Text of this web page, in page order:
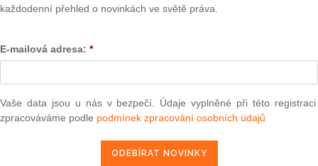
dárek Vám zašleme aktuální online kurz na využití
každodenní přehled o novinkách ve světě práva.
E-mailová adresa: *
Vaše data jsou u nás v bezpečí. Údaje vyplněné při této registraci
zpracováváme podle podmínek zpracování osobních údajů